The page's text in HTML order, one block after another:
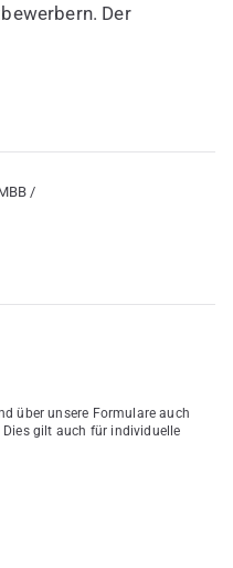
Der
/
über unsere Formulare auch
gilt auch für individuelle